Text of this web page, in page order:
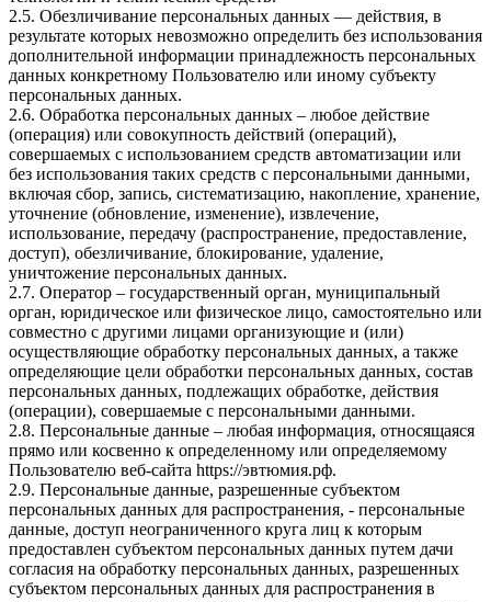
2.5. Обезличивание персональных данных — действия, в
результате которых невозможно определить без использования
дополнительной информации принадлежность персональных
данных конкретному Пользователю или иному субъекту
персональных данных.
2.6. Обработка персональных данных – любое действие
(операция) или совокупность действий (операций),
совершаемых с использованием средств автоматизации или
без использования таких средств с персональными данными,
включая сбор, запись, систематизацию, накопление, хранение,
уточнение (обновление, изменение), извлечение,
использование, передачу (распространение, предоставление,
доступ), обезличивание, блокирование, удаление,
уничтожение персональных данных.
2.7. Оператор – государственный орган, муниципальный
орган, юридическое или физическое лицо, самостоятельно или
совместно с другими лицами организующие и (или)
осуществляющие обработку персональных данных, а также
определяющие цели обработки персональных данных, состав
персональных данных, подлежащих обработке, действия
(операции), совершаемые с персональными данными.
2.8. Персональные данные – любая информация, относящаяся
прямо или косвенно к определенному или определяемому
Пользователю веб-сайта https://эвтюмия.рф.
2.9. Персональные данные, разрешенные субъектом
персональных данных для распространения, - персональные
данные, доступ неограниченного круга лиц к которым
предоставлен субъектом персональных данных путем дачи
согласия на обработку персональных данных, разрешенных
субъектом персональных данных для распространения в